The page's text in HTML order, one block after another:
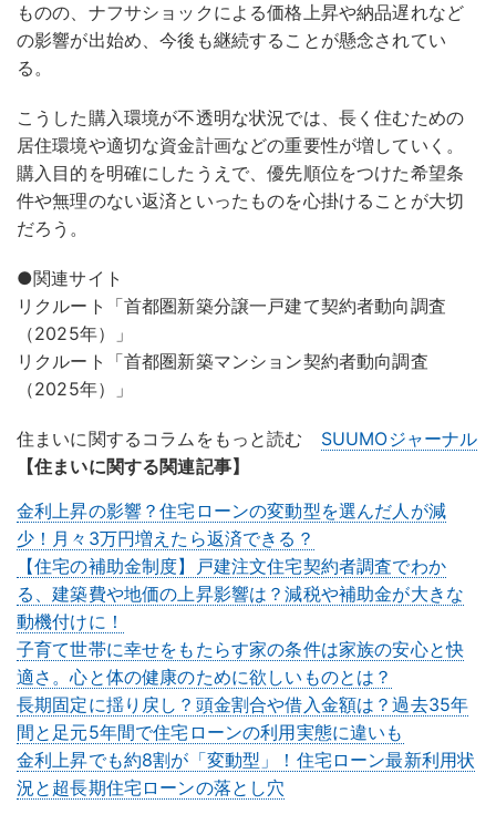
ものの、ナフサショックによる価格上昇や納品遅れなど
の影響が出始め、今後も継続することが懸念されてい
る。
こうした購入環境が不透明な状況では、長く住むための
居住環境や適切な資金計画などの重要性が増していく。
購入目的を明確にしたうえで、優先順位をつけた希望条
件や無理のない返済といったものを心掛けることが大切
だろう。
●関連サイト
リクルート「首都圏新築分譲一戸建て契約者動向調査
（2025年）」
リクルート「首都圏新築マンション契約者動向調査
（2025年）」
住まいに関するコラムをもっと読む SUUMOジャーナル
【住まいに関する関連記事】
金利上昇の影響？住宅ローンの変動型を選んだ人が減
少！月々3万円増えたら返済できる？
【住宅の補助金制度】戸建注文住宅契約者調査でわか
る、建築費や地価の上昇影響は？減税や補助金が大きな
動機付けに！
子育て世帯に幸せをもたらす家の条件は家族の安心と快
適さ。心と体の健康のために欲しいものとは？
長期固定に揺り戻し？頭金割合や借入金額は？過去35年
間と足元5年間で住宅ローンの利用実態に違いも
金利上昇でも約8割が「変動型」！住宅ローン最新利用状
況と超長期住宅ローンの落とし穴